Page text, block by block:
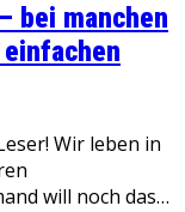
bei manchen
Wir leben in
will noch das…